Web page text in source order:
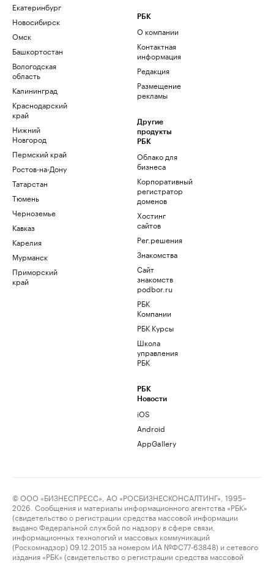
Екатеринбург
Новосибирск
Омск
Башкортостан
Вологодская
область
Калининград
Краснодарский
край
Нижний
Новгород
Пермский край
Ростов-на-Дону
Татарстан
Тюмень
Черноземье
Кавказ
Карелия
Мурманск
Приморский
край
РБК
О компании
Контактная
информация
Редакция
Размещение
рекламы
Другие
продукты
РБК
Облако для
бизнеса
Корпоративный
регистратор
доменов
Хостинг
сайтов
Рег.решения
Знакомства
Сайт
знакомств
podbor.ru
РБК
Компании
РБК Курсы
Школа
управления
РБК
РБК
Новости
iOS
Android
AppGallery
© ООО «БИЗНЕСПРЕСС», АО «РОСБИЗНЕСКОНСАЛТИНГ», 1995–
2026. Сообщения и материалы информационного агентства «РБК»
(свидетельство о регистрации средства массовой информации
выдано Федеральной службой по надзору в сфере связи,
информационных технологий и массовых коммуникаций
(Роскомнадзор) 09.12.2015 за номером ИА №ФС77-63848) и сетевого
издания «РБК» (свидетельство о регистрации средства массовой